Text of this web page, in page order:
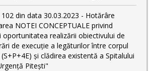
din data 30.03.2023 - Hotărâre
NOTEI CONCEPTUALE privind
oportunitatea realizării obiectivului de
de execuție a legăturilor între corpul
și clădirea existentă a Spitalului
Pitești"